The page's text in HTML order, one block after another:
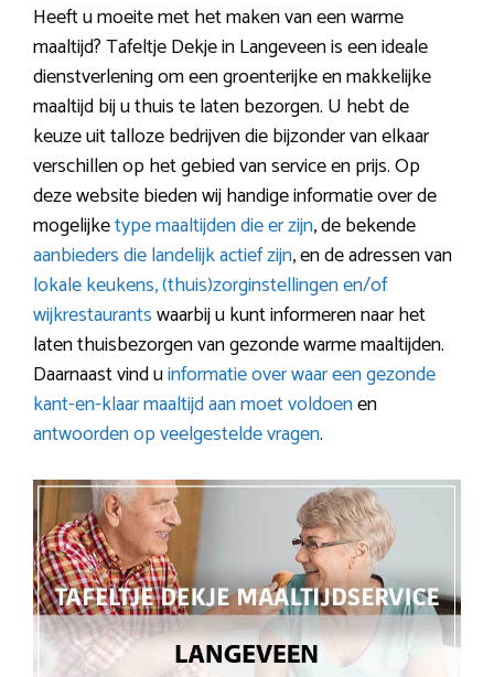
Heeft u moeite met het maken van een warme
maaltijd? Tafeltje Dekje in Langeveen is een ideale
dienstverlening om een groenterijke en makkelijke
maaltijd bij u thuis te laten bezorgen. U hebt de
keuze uit talloze bedrijven die bijzonder van elkaar
verschillen op het gebied van service en prijs. Op
deze website bieden wij handige informatie over de
mogelijketype maaltijden die er zijn, de bekende
aanbieders die landelijk actief zijn, en de adressen van
lokale keukens, (thuis)zorginstellingen en/of
wijkrestaurantswaarbij u kunt informeren naar het
laten thuisbezorgen van gezonde warme maaltijden.
Daarnaast vind uinformatie over waar een gezonde
kant-en-klaar maaltijd aan moet voldoenen
antwoorden op veelgestelde vragen.